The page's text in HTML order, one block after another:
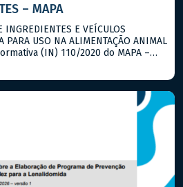
– MAPA
INGREDIENTES E VEÍCULOS
PARA USO NA ALIMENTAÇÃO ANIMAL
(IN) 110/2020 do MAPA –
de […]